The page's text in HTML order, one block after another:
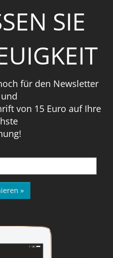
SIE
für den Newsletter
von 15 Euro auf Ihre
»